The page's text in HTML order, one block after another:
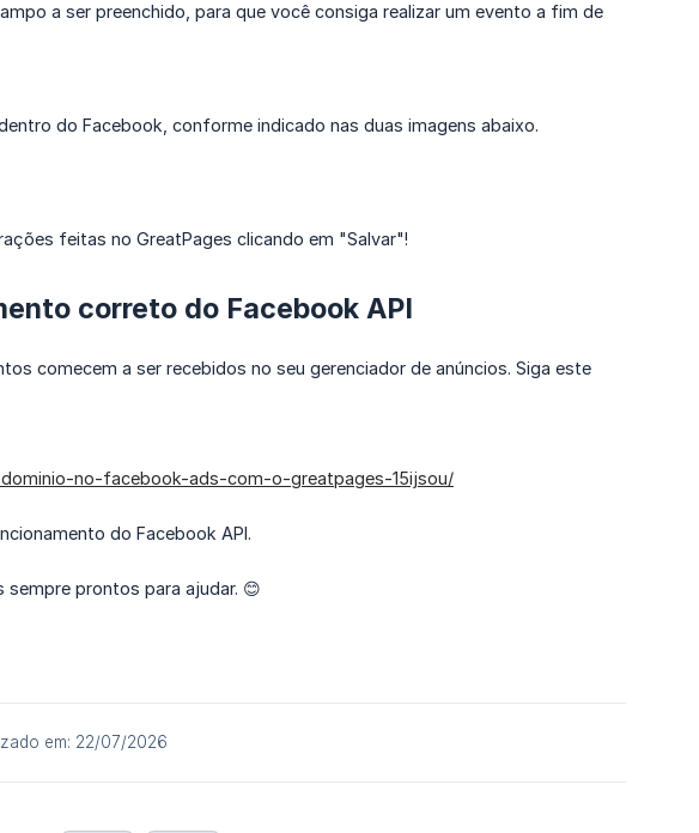
a ser preenchido, para que você consiga realizar um evento a fim de
dentro do Facebook, conforme indicado nas duas imagens abaixo.
feitas no GreatPages clicando em "Salvar"!
correto do Facebook API
comecem a ser recebidos no seu gerenciador de anúncios. Siga este
no-facebook-ads-com-o-greatpages-15ijsou/
do Facebook API.
sempre prontos para ajudar. 😊
em: 22/07/2026